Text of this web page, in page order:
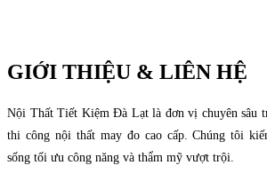
GIỚI THIỆU & LIÊN HỆ
Nội Thất Tiết Kiệm Đà Lạt là đơn vị chuyên sâu
thi công nội thất may đo cao cấp. Chúng tôi
sống tối ưu công năng và thẩm mỹ vượt trội.